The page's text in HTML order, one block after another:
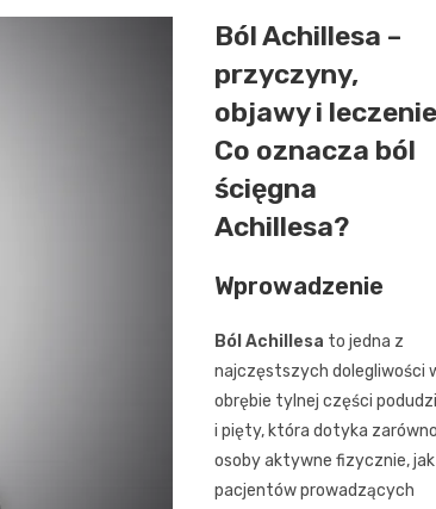
Ból Achillesa –
przyczyny,
objawy i
Co oznacza ból
ścięgna
Achillesa?
Wprowadzenie
Ból Achillesa to jedna z
najczęstszych dolegliwości
obrębie tylnej części
i pięty, która dotyka
osoby aktywne fizycznie, jak
pacjentów prowadzących